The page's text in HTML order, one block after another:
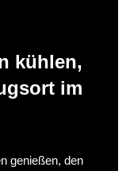
kühlen,
im
genießen, den